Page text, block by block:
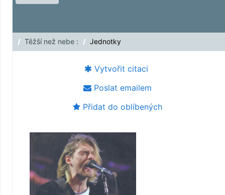
Těžší než nebe : Jednotky
Vytvořit citaci
Poslat emailem
Přidat do oblíbených